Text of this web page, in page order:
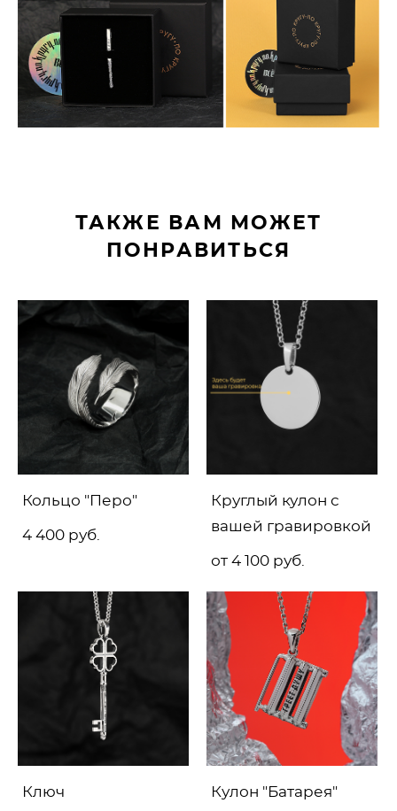
ТАКЖЕ ВАМ МОЖЕТ
ПОНРАВИТЬСЯ
Кольцо "Перо"
4 400 pуб.
Круглый кулон с
вашей гравировкой
от 4 100 pуб.
Ключ Кулон "Батарея"